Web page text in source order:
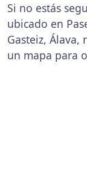
Si no estás
ubicado en
Gasteiz,
un mapa para